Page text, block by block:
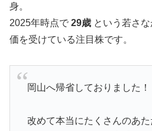
身。
2025年時点で 29歳 という若さ
価を受けている注目株です。
岡山へ帰省しておりました！
改めて本当にたくさんのあ